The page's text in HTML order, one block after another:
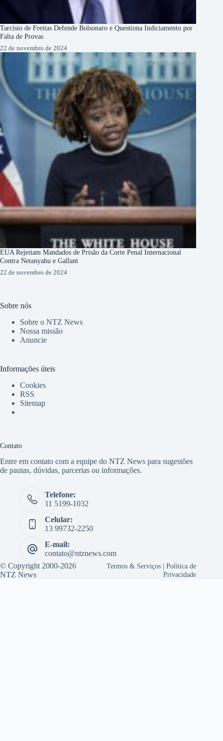
Tarcísio de Freitas Defende Bolsonaro e Questiona Indiciamento por
Falta de Provas
22 de novembro de 2024
EUA Rejeitam Mandados de Prisão da Corte Penal Internacional
Contra Netanyahu e Gallant
22 de novembro de 2024
Sobre nós
Sobre o NTZ News
Nossa missão
Anuncie
Informações úteis
Cookies
RSS
Sitemap
Contato
Entre em contato com a equipe do NTZ News para sugestões
de pautas, dúvidas, parcerias ou informações.
Telefone:
11 5199-1032
Celular:
13 99732-2250
E-mail:
contato@ntznews.com
© Copyright 2000-2026
NTZ News
Termos & Serviços |Política de
Privacidade